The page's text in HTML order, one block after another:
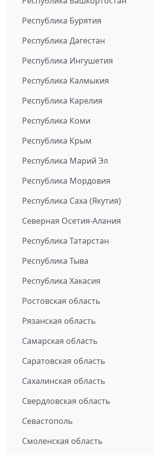
Республика Бурятия
Республика Дагестан
Республика Ингушетия
Республика Калмыкия
Республика Карелия
Республика Коми
Республика Крым
Республика Марий Эл
Республика Мордовия
Республика Саха (Якутия)
Северная Осетия-Алания
Республика Татарстан
Республика Тыва
Республика Хакасия
Ростовская область
Рязанская область
Самарская область
Саратовская область
Сахалинская область
Свердловская область
Севастополь
Смоленская область